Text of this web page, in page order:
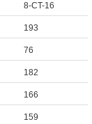
8-CT-16
193
76
182
166
159